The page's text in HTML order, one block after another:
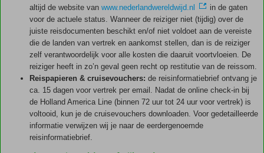
altijd de website van www.nederlandwereldwijd.nl
in de gaten
voor de actuele status. Wanneer de reiziger niet (tijdig) over de
juiste reisdocumenten beschikt en/of niet voldoet aan de vereiste
die de landen van vertrek en aankomst stellen, dan is de reiziger
zelf verantwoordelijk voor alle kosten die daaruit voortvloeien. De
reiziger heeft in zo’n geval geen recht op restitutie van de reissom.
Reispapieren & cruisevouchers: de reisinformatiebrief ontvang je
ca. 15 dagen voor vertrek per email. Nadat de online check-in bij
de Holland America Line (binnen 72 uur tot 24 uur voor vertrek) is
voltooid, kun je de cruisevouchers downloaden. Voor gedetailleerde
informatie verwijzen wij je naar de eerdergenoemde
reisinformatiebrief.